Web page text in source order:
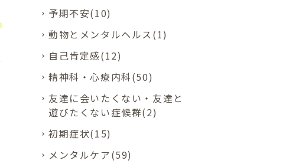
予期不安(10)
動物とメンタルヘルス(1)
自己肯定感(12)
精神科・心療内科(50)
友達に会いたくない・友達と
遊びたくない症候群(2)
初期症状(15)
メンタルケア(59)